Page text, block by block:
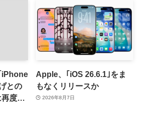
iPhone
との
度値
Apple、｢iOS 26.6.1｣をま
もなくリリースか
2026年8月7日